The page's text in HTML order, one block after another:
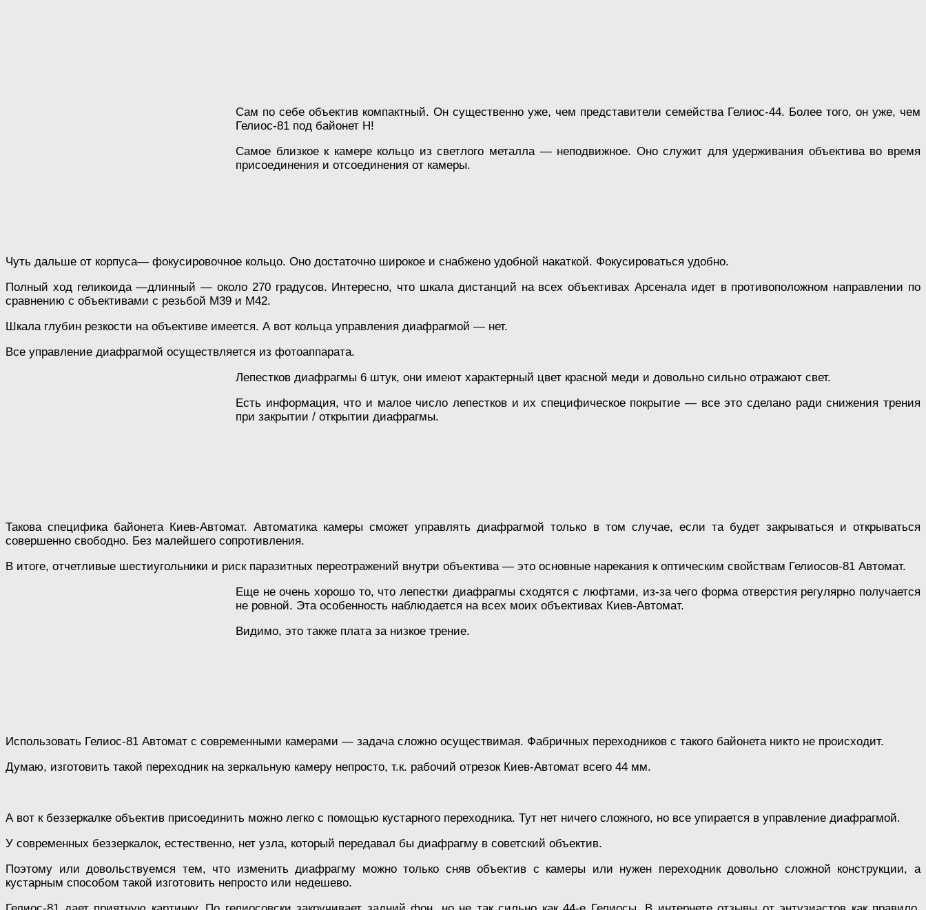
Сам по себе объектив компактный. Он существенно уже, чем представители семейства Гелиос-44. Более того, он уже, чем
Гелиос-81 под байонет Н!
Самое близкое к камере кольцо из светлого металла — неподвижное. Оно служит для удерживания объектива во время
присоединения и отсоединения от камеры.
Чуть дальше от корпуса— фокусировочное кольцо. Оно достаточно широкое и снабжено удобной накаткой. Фокусироваться удобно.
Полный ход геликоида —длинный — около 270 градусов. Интересно, что шкала дистанций на всех объективах Арсенала идет в противоположном направлении по
сравнению с объективами с резьбой М39 и М42.
Шкала глубин резкости на объективе имеется. А вот кольца управления диафрагмой — нет.
Все управление диафрагмой осуществляется из фотоаппарата.
Лепестков диафрагмы 6 штук, они имеют характерный цвет красной меди и довольно сильно отражают свет.
Есть информация, что и малое число лепестков и их специфическое покрытие — все это сделано ради снижения трения
при закрытии / открытии диафрагмы.
Такова специфика байонета Киев-Автомат. Автоматика камеры сможет управлять диафрагмой только в том случае, если та будет закрываться и открываться
совершенно свободно. Без малейшего сопротивления.
В итоге, отчетливые шестиугольники и риск паразитных переотражений внутри объектива — это основные нарекания к оптическим свойствам Гелиосов-81 Автомат.
Еще не очень хорошо то, что лепестки диафрагмы сходятся с люфтами, из-за чего форма отверстия регулярно получается
не ровной. Эта особенность наблюдается на всех моих объективах Киев-Автомат.
Видимо, это также плата за низкое трение.
Использовать Гелиос-81 Автомат с современными камерами — задача сложно осуществимая. Фабричных переходников с такого байонета никто не происходит.
Думаю, изготовить такой переходник на зеркальную камеру непросто, т.к. рабочий отрезок Киев-Автомат всего 44 мм.
А вот к беззеркалке объектив присоединить можно легко с помощью кустарного переходника. Тут нет ничего сложного, но все упирается в управление диафрагмой.
У современных беззеркалок, естественно, нет узла, который передавал бы диафрагму в советский объектив.
Поэтому или довольствуемся тем, что изменить диафрагму можно только сняв объектив с камеры или нужен переходник довольно сложной конструкции, а
кустарным способом такой изготовить непросто или недешево.